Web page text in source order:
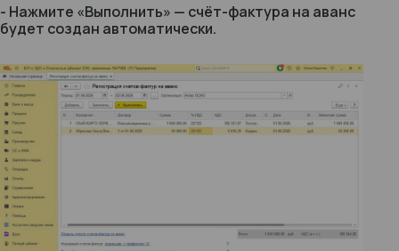
- Нажмите «Выполнить» — счёт-фактура на аванс
будет создан автоматически.